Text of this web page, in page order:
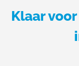
Klaar